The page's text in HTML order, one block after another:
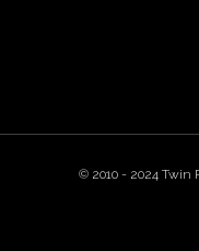
© 2010 - 2024 Twin